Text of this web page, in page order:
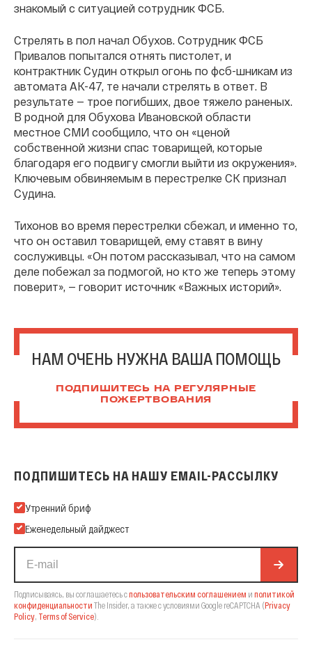
знакомый с ситуацией сотрудник ФСБ.
Стрелять в пол начал Обухов. Сотрудник ФСБ
Привалов попытался отнять пистолет, и
контрактник Судин открыл огонь по фсб-шникам из
автомата АК-47, те начали стрелять в ответ. В
результате — трое погибших, двое тяжело раненых.
В родной для Обухова Ивановской области
местное СМИ сообщило, что он «ценой
собственной жизни спас товарищей, которые
благодаря его подвигу смогли выйти из окружения».
Ключевым обвиняемым в перестрелке СК признал
Судина.
Тихонов во время перестрелки сбежал, и именно то,
что он оставил товарищей, ему ставят в вину
сослуживцы. «Он потом рассказывал, что на самом
деле побежал за подмогой, но кто же теперь этому
поверит», — говорит источник «Важных историй».
НАМ ОЧЕНЬ НУЖНА ВАША ПОМОЩЬ
ПОДПИШИТЕСЬ НА РЕГУЛЯРНЫЕ
ПОЖЕРТВОВАНИЯ
ПОДПИШИТЕСЬ НА НАШУ EMAIL-РАССЫЛКУ
Подпишитесь на нашу Email-рассылку
Утренний бриф
Еженедельный дайджест
Подписываясь, вы соглашаетесь спользовательским соглашением и политикой
конфиденциальности The Insider, а также с условиями Google reCAPTCHA (Privacy
Policy Terms of Service).